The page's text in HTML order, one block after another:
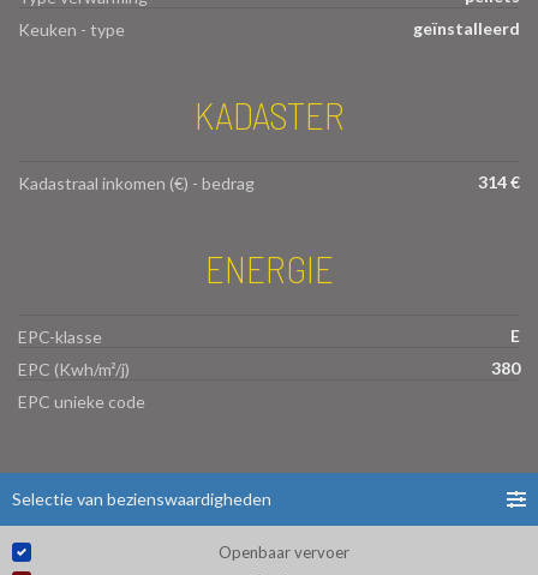
Keuken - type
geïnstalleerd
KADASTER
Kadastraal inkomen (€) - bedrag 314 €
ENERGIE
EPC-klasse
E
EPC (Kwh/m²/j)
380
EPC unieke code
Selectie van bezienswaardigheden
Openbaar vervoer